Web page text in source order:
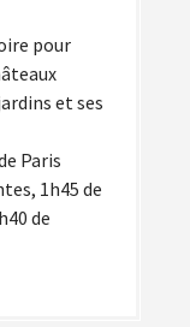
pour
et ses
Paris
1h45 de
de